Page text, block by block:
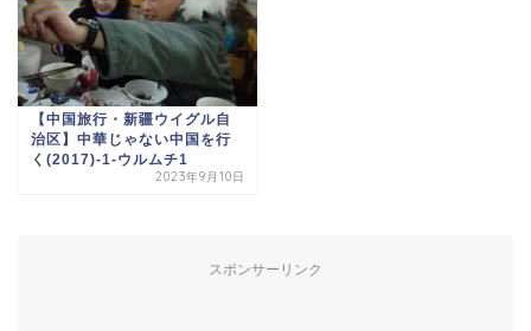
【中国旅行・新疆ウイグル自
治区】中華じゃない中国を行
く(2017)-1-ウルムチ1
2023年9月10日
スポンサーリンク